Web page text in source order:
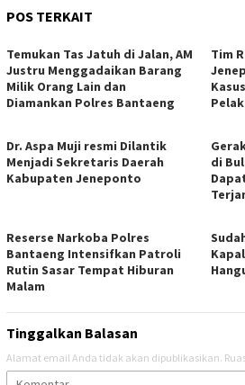
POS TERKAIT
Temukan Tas Jatuh di Jalan, AM
Justru Menggadaikan Barang
Milik Orang Lain dan
Diamankan Polres Bantaeng
Tim
Dr. Aspa Muji resmi Dilantik
Menjadi Sekretaris Daerah
Kabupaten Jeneponto
di
Reserse Narkoba Polres
Bantaeng Intensifkan Patroli
Rutin Sasar Tempat Hiburan
Malam
Tinggalkan Balasan
Alamat email Anda tidak akan dipublikasikan.